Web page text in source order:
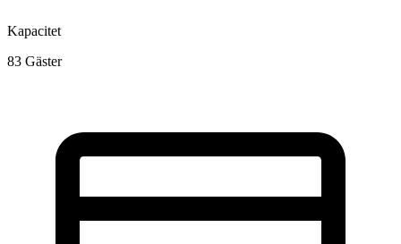
Kapacitet
83 Gäster